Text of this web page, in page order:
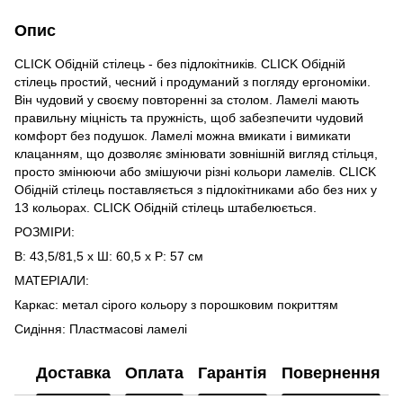
Опис
CLICK Обідній стілець - без підлокітників. CLICK Обідній
стілець простий, чесний і продуманий з погляду ергономіки.
Він чудовий у своєму повторенні за столом. Ламелі мають
правильну міцність та пружність, щоб забезпечити чудовий
комфорт без подушок. Ламелі можна вмикати і вимикати
клацанням, що дозволяє змінювати зовнішній вигляд стільця,
просто змінюючи або змішуючи різні кольори ламелів. CLICK
Обідній стілець поставляється з підлокітниками або без них у
13 кольорах. CLICK Обідній стілець штабелюється.
РОЗМІРИ:
В: 43,5/81,5 х Ш: 60,5 х Р: 57 см
МАТЕРІАЛИ:
Каркас: метал сірого кольору з порошковим покриттям
Сидіння: Пластмасові ламелі
Доставка Оплата Гарантія Повернення